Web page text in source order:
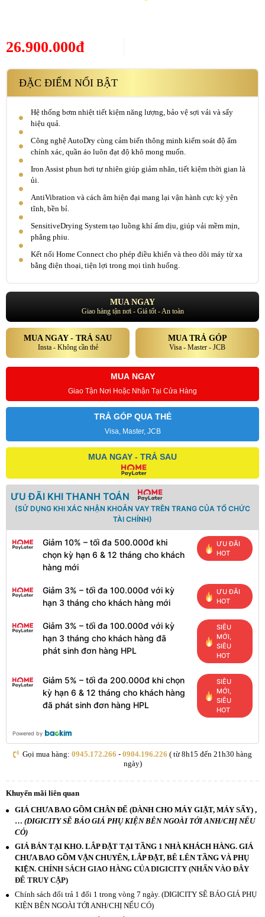
26.900.000đ
ĐẶC ĐIỂM NỔI BẬT
Hệ thống bơm nhiệt tiết kiệm năng lượng, bảo vệ sợi vải và sấy
hiệu quả.
Công nghệ AutoDry cùng cảm biến thông minh kiểm soát độ ẩm
chính xác, quần áo luôn đạt độ khô mong muốn.
Iron Assist phun hơi tự nhiên giúp giảm nhăn, tiết kiệm thời gian là
ủi.
AntiVibration và cách âm hiện đại mang lại vận hành cực kỳ yên
tĩnh, bền bỉ.
SensitiveDrying System tạo luồng khí ấm dịu, giúp vải mềm mịn,
phẳng phiu.
Kết nối Home Connect cho phép điều khiển và theo dõi máy từ xa
bằng điện thoại, tiện lợi trong mọi tình huống.
MUA NGAY
Giao hàng tận nơi - Giá tốt - An toàn
MUA NGAY - TRẢ SAU
Insta - Không cần thẻ
MUA TRẢ GÓP
Visa - Master - JCB
MUA NGAY
Giao Tận Nơi Hoặc Nhận Tại Cửa Hàng
TRẢ GÓP QUA THẺ
Visa, Master, JCB
MUA NGAY - TRẢ SAU
ƯU ĐÃI KHI THANH TOÁN
(SỬ DỤNG KHI XÁC NHẬN KHOẢN VAY TRÊN TRANG CỦA TỔ CHỨC
TÀI CHÍNH)
Giảm 10% – tối đa 500.000đ khi
chọn kỳ hạn 6 & 12 tháng cho khách
hàng mới
ƯU ĐÃI
HOT
Giảm 3% – tối đa 100.000đ với kỳ
hạn 3 tháng cho khách hàng mới
ƯU ĐÃI
HOT
Giảm 3% – tối đa 100.000đ với kỳ
hạn 3 tháng cho khách hàng đã
phát sinh đơn hàng HPL
SIÊU
MỚI,
SIÊU
HOT
Giảm 5% – tối đa 200.000đ khi chọn
kỳ hạn 6 & 12 tháng cho khách hàng
đã phát sinh đơn hàng HPL
SIÊU
MỚI,
SIÊU
HOT
Powered by
Gọi mua hàng: 0945.172.266 - 0904.196.226 ( từ 8h15 đến 21h30 hàng
ngày)
Khuyến mãi liên quan
GIÁ CHƯA BAO GỒM CHÂN ĐẾ (DÀNH CHO MÁY GIẶT, MÁY SẤY) ,
… (DIGICITY SẼ BÁO GIÁ PHỤ KIỆN BÊN NGOÀI TỚI ANH/CHỊ NẾU
CÓ)
GIÁ BÁN TẠI KHO. LẮP ĐẶT TẠI TẦNG 1 NHÀ KHÁCH HÀNG. GIÁ
CHƯA BAO GỒM VẬN CHUYỂN, LẮP ĐẶT, BÊ LÊN TẦNG VÀ PHỤ
KIỆN. CHÍNH SÁCH GIAO HÀNG CỦA DIGICITY (NHẤN VÀO ĐÂY
ĐỂ TRUY CẬP)
Chính sách đổi trả 1 đổi 1 trong vòng 7 ngày. (DIGICITY SẼ BÁO GIÁ PHỤ
KIỆN BÊN NGOÀI TỚI ANH/CHỊ NẾU CÓ)